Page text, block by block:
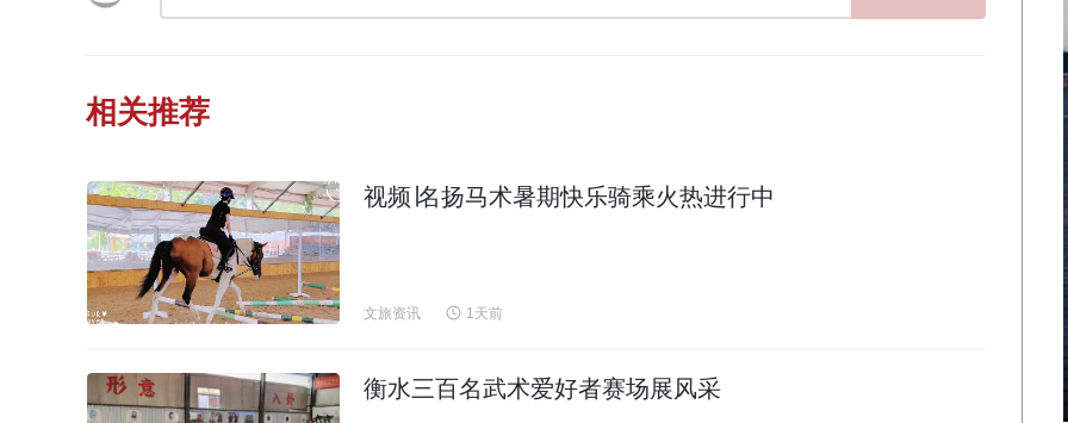
相关推荐
视频∣名扬马术暑期快乐骑乘火热进行中
文旅资讯 1天前
​衡水三百名武术爱好者赛场展风采